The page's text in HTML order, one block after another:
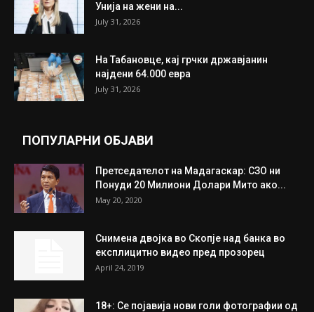
Унија на жени на...
July 31, 2026
На Табановце, кај грчки државјанин
најдени 64.000 евра
July 31, 2026
ПОПУЛАРНИ ОБЈАВИ
Претседателот на Мадагаскар: СЗО ни
Понуди 20 Милиони Долари Мито ако...
May 20, 2020
Снимена двојка во Скопје над банка во
експлицитно видео пред прозорец
April 24, 2019
18+: Се појавија нови голи фотографии од